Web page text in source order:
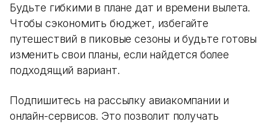
Будьте гибкими в плане дат и времени вылета.
Чтобы сэкономить бюджет, избегайте
путешествий в пиковые сезоны и будьте готовы
изменить свои планы, если найдется более
подходящий вариант.
Подпишитесь на рассылку авиакомпании и
онлайн-сервисов. Это позволит получать